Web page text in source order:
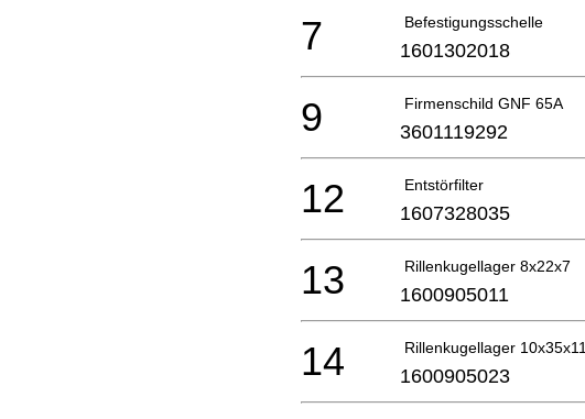
Befestigungsschelle
7 1601302018
Firmenschild GNF 65A
9 3601119292
Entstörfilter
12 1607328035
Rillenkugellager 8x22x7
13 1600905011
Rillenkugellager 10x35x11
14 1600905023